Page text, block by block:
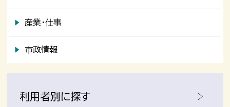
産業・仕事
市政情報
利用者別に探す